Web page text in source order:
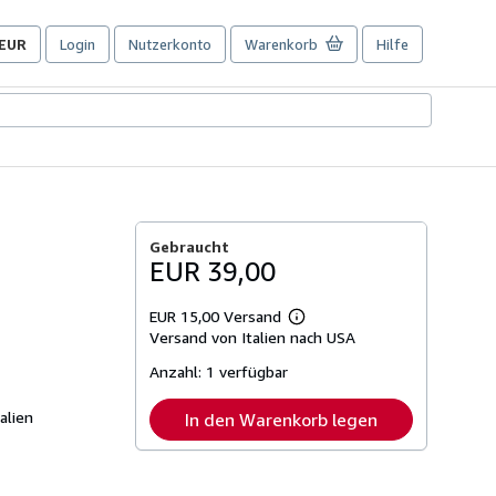
EUR
Login Nutzerkonto Warenkorb Hilfe
Gebraucht
EUR 39,00
EUR 15,00 Versand
Weitere
Informationen
Versand von Italien nach USA
Anzahl: 1 verfügbar
In den Warenkorb legen